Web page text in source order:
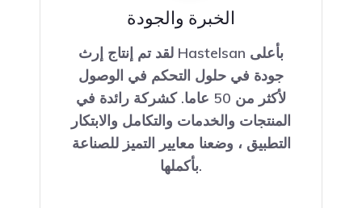
الخبرة والجودة
لقد تم إنتاج إرث Hastelsan بأعلى
جودة في حلول التحكم في الوصول
لأكثر من 50 عاما. كشركة رائدة في
المنتجات والخدمات والتكامل والابتكار
التطبيق ، وضعنا معايير التميز للصناعة
بأكملها.